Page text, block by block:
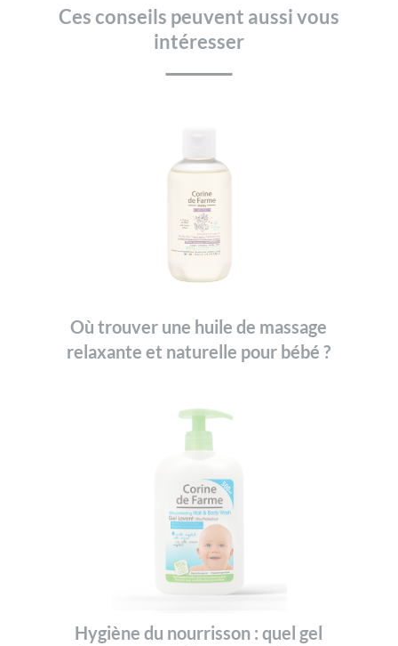
Ces conseils peuvent aussi vous
intéresser
Où trouver une huile de massage
relaxante et naturelle pour bébé ?
Hygiène du nourrisson : quel gel